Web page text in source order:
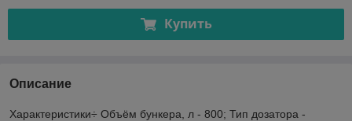
Купить
Описание
Характеристики÷ Объём бункера, л - 800; Тип дозатора -